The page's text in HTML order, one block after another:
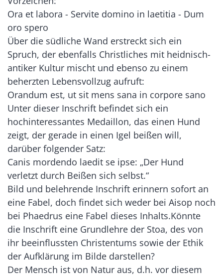
Ora et labora - Servite domino in laetitia - Dum
oro spero
Über die südliche Wand erstreckt sich ein
Spruch, der ebenfalls Christliches mit heidnisch-
antiker Kultur mischt und ebenso zu einem
beherzten Lebensvollzug aufruft:
Orandum est, ut sit mens sana in corpore sano
Unter dieser Inschrift befindet sich ein
hochinteressantes Medaillon, das einen Hund
zeigt, der gerade in einen Igel beißen will,
darüber folgender Satz:
Canis mordendo laedit se ipse: „Der Hund
verletzt durch Beißen sich selbst.“
Bild und belehrende Inschrift erinnern sofort an
eine Fabel, doch findet sich weder bei Aisop noch
bei Phaedrus eine Fabel dieses Inhalts.Könnte
die Inschrift eine Grundlehre der Stoa, des von
ihr beeinflussten Christentums sowie der Ethik
der Aufklärung im Bilde darstellen?
Der Mensch ist von Natur aus, d.h. vor diesem